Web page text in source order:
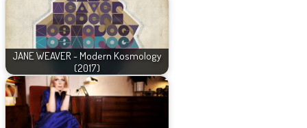
JANE WEAVER - Modern Kosmology
(2017)